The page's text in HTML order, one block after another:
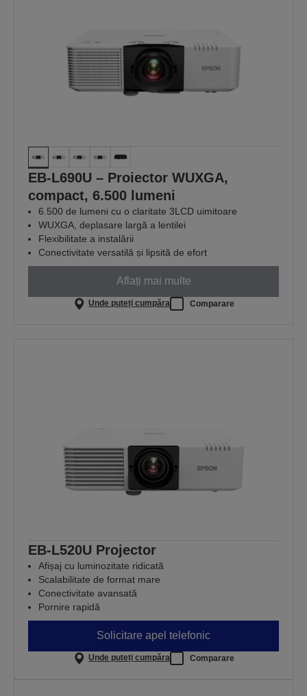
EB-L690U – Proiector WUXGA,
compact, 6.500 lumeni
6.500 de lumeni cu o claritate 3LCD uimitoare
WUXGA, deplasare largă a lentilei
Flexibilitate a instalării
Conectivitate versatilă și lipsită de efort
Aflați mai multe
Unde puteți cumpăra Comparare
EB-L520U Projector
Afișaj cu luminozitate ridicată
Scalabilitate de format mare
Conectivitate avansată
Pornire rapidă
Solicitare apel telefonic
Unde puteți cumpăra Comparare